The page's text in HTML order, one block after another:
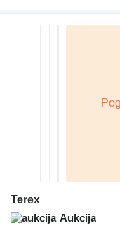
Terex
Aukcija